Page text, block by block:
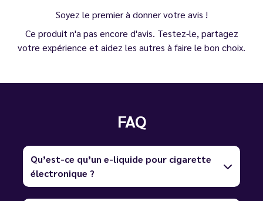
Soyez le premier à donner votre avis !
Ce produit n'a pas encore d'avis. Testez-le, partagez
votre expérience et aidez les autres à faire le bon choix.
FAQ
Qu’est-ce qu’un e-liquide pour cigarette
électronique ?